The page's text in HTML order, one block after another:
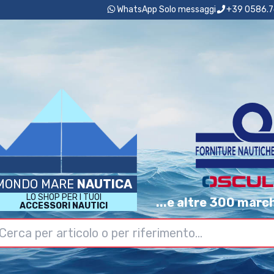
WhatsApp Solo messaggi +39
MARE NAUTICA
LO SHOP PER I TUOI
ACCESSORI NAUTICI
...e altre 300